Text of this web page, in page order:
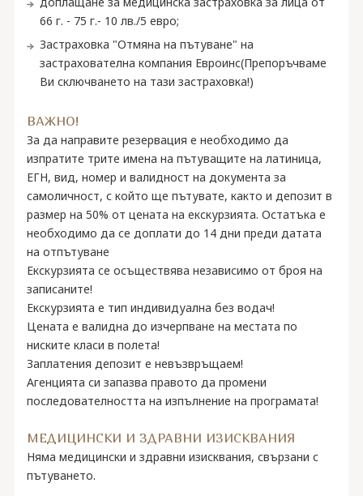
66 г. - 75 г.- 10 лв./5 евро;
Застраховка "Отмяна на пътуване" на
застрахователна компания Евроинс(Препоръчваме
Ви сключването на тази застраховка!)
ВАЖНО!
За да направите резервация е необходимо да
изпратите трите имена на пътуващите на латиница,
ЕГН, вид, номер и валидност на документа за
самоличност, с който ще пътувате, както и депозит в
размер на 50% oт цената на екскурзията. Остатъка е
необходимо да се доплати до 14 дни преди датата
на отпътуване
Екскурзията се осъществява независимо от броя на
записаните!
Екскурзията е тип индивидуална без водач!
Цената е валидна до изчерпване на местата по
ниските класи в полета!
Заплатения депозит е невъзвръщаем!
Агенцията си запазва правото да промени
последователността на изпълнение на програмата!
МЕДИЦИНСКИ И ЗДРАВНИ ИЗИСКВАНИЯ
Няма медицински и здравни изисквания, свързани с
пътуването.